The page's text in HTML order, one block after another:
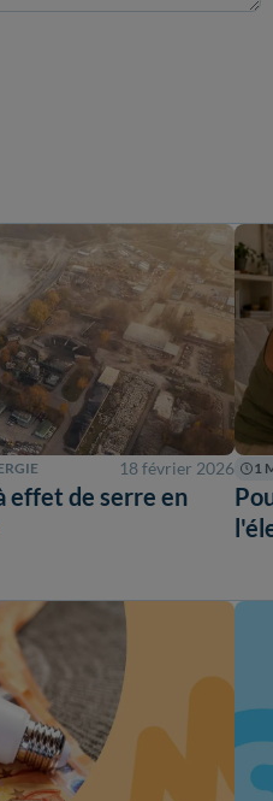
18 février 2026
effet de serre en
1